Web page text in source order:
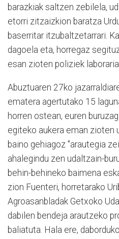
barazkiak saltzen zebilela,
etorri zitzaizkion baratza
baserritar itzubaltzetarrari.
dagoela eta, horregaz
esan zioten poliziek
Abuztuaren 27ko
ematera agertutako 15
horren ostean, euren
egiteko aukera eman zioten
baino gehiagoz "arautegia
ahalegindu zen udaltzain-
behin-behineko baimena
zion Fuenteri, horretarako
Agroasanbladak Getxoko
dabilen bendeja arautzeko
baliatuta. Hala ere,